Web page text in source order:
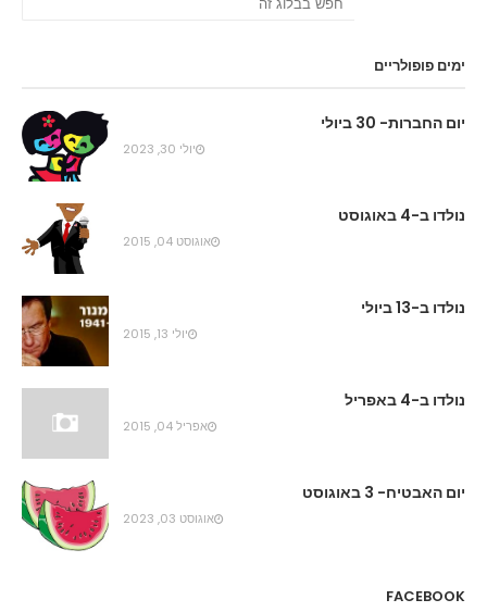
ימים פופולריים
יום החברות- 30 ביולי
יולי 30, 2023
נולדו ב-4 באוגוסט
אוגוסט 04, 2015
נולדו ב-13 ביולי
יולי 13, 2015
נולדו ב-4 באפריל
אפריל 04, 2015
יום האבטיח- 3 באוגוסט
אוגוסט 03, 2023
FACEBOOK